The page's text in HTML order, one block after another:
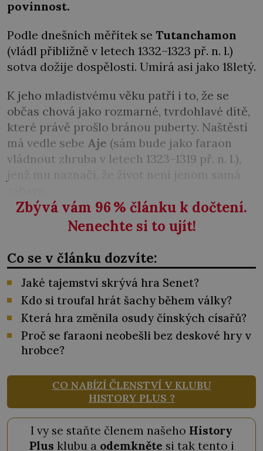
povinnost.
Podle dnešních měřítek se Tutanchamon
(vládl přibližně v letech 1332–1323 př. n. l.)
sotva dožije dospělosti. Umírá asi jako 18letý.
K jeho mladistvému věku patří i to, že se
občas chová jako rozmarné, tvrdohlavé dítě,
které právě prošlo bránou puberty. Naštěstí
má vedle sebe Aje (sám bude jako faraon
vládnout zhruba v letech 1323–1319 př. n. l.),
jenž mu naznačí, že život není jenom samá
Zbývá vám 96% článku k dočtení.
Nenechte si to ujít!
Co se v článku dozvíte:
Jaké tajemství skrývá hra Senet?
Kdo si troufal hrát šachy během války?
Která hra změnila osudy čínských císařů?
Proč se faraoni neobešli bez deskové hry v
hrobce?
CO NABÍZÍ ČLENSTVÍ V KLUBU
HISTORY PLUS ?
I vy se staňte členem našeho History
Plus klubu a odemkněte si tak tento i